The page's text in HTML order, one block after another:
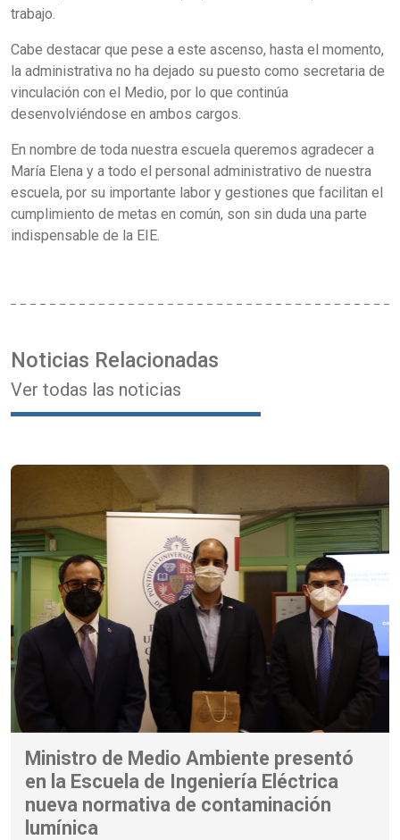
trabajo.
Cabe destacar que pese a este ascenso, hasta el momento,
la administrativa no ha dejado su puesto como secretaria de
vinculación con el Medio, por lo que continúa
desenvolviéndose en ambos cargos.
En nombre de toda nuestra escuela queremos agradecer a
María Elena y a todo el personal administrativo de nuestra
escuela, por su importante labor y gestiones que facilitan el
cumplimiento de metas en común, son sin duda una parte
indispensable de la EIE.
Noticias Relacionadas
Ver todas las noticias
Ministro de Medio Ambiente presentó
en la Escuela de Ingeniería Eléctrica
nueva normativa de contaminación
lumínica